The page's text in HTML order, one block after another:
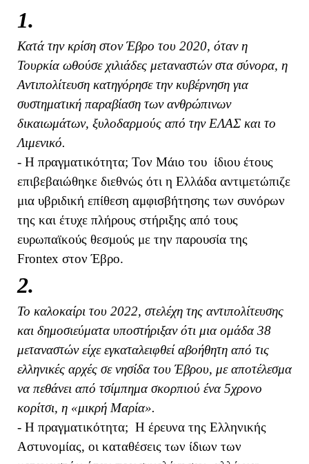
1.
Κατά την κρίση στον Έβρο του 2020, όταν η
Τουρκία ωθούσε χιλιάδες μεταναστών στα σύνορα, η
Αντιπολίτευση κατηγόρησε την κυβέρνηση για
συστηματική παραβίαση των ανθρώπινων
δικαιωμάτων, ξυλοδαρμούς από την ΕΛΑΣ και το
Λιμενικό.
- Η πραγματικότητα; Τον Μάιο του ίδιου έτους
επιβεβαιώθηκε διεθνώς ότι η Ελλάδα αντιμετώπιζε
μια υβριδική επίθεση αμφισβήτησης των συνόρων
της και έτυχε πλήρους στήριξης από τους
ευρωπαϊκούς θεσμούς με την παρουσία της
Frontex στον Έβρο.
2.
Το καλοκαίρι του 2022, στελέχη της αντιπολίτευσης
και δημοσιεύματα υποστήριξαν ότι μια ομάδα 38
μεταναστών είχε εγκαταλειφθεί αβοήθητη από τις
ελληνικές αρχές σε νησίδα του Έβρου, με αποτέλεσμα
να πεθάνει από τσίμπημα σκορπιού ένα 5χρονο
κορίτσι, η «μικρή Μαρία».
- Η πραγματικότητα; Η έρευνα της Ελληνικής
Αστυνομίας, οι καταθέσεις των ίδιων των